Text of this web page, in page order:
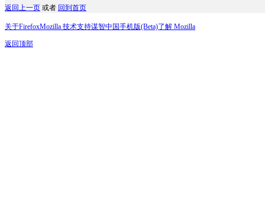
返回上一页 或者 回到首页
关于FirefoxMozilla 技术支持谋智中国手机版(Beta)了解 Mozilla
返回顶部